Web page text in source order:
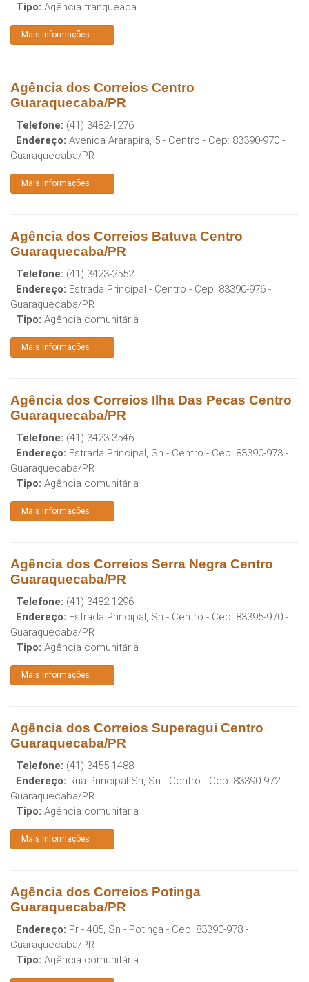
Tipo: Agência franqueada
Mais Informações
Agência dos Correios Centro
Guaraquecaba/PR
Telefone: (41) 3482-1276
Endereço: Avenida Ararapira, 5 - Centro - Cep: 83390-970 -
Guaraquecaba/PR
Mais Informações
Agência dos Correios Batuva Centro
Guaraquecaba/PR
Telefone: (41) 3423-2552
Endereço: Estrada Principal - Centro - Cep: 83390-976 -
Guaraquecaba/PR
Tipo: Agência comunitária
Mais Informações
Agência dos Correios Ilha Das Pecas Centro
Guaraquecaba/PR
Telefone: (41) 3423-3546
Endereço: Estrada Principal, Sn - Centro - Cep: 83390-973 -
Guaraquecaba/PR
Tipo: Agência comunitária
Mais Informações
Agência dos Correios Serra Negra Centro
Guaraquecaba/PR
Telefone: (41) 3482-1296
Endereço: Estrada Principal, Sn - Centro - Cep: 83395-970 -
Guaraquecaba/PR
Tipo: Agência comunitária
Mais Informações
Agência dos Correios Superagui Centro
Guaraquecaba/PR
Telefone: (41) 3455-1488
Endereço: Rua Principal Sn, Sn - Centro - Cep: 83390-972-
Guaraquecaba/PR
Tipo: Agência comunitária
Mais Informações
Agência dos Correios Potinga
Guaraquecaba/PR
Endereço: Pr - 405, Sn - Potinga - Cep: 83390-978 -
Guaraquecaba/PR
Tipo: Agência comunitária